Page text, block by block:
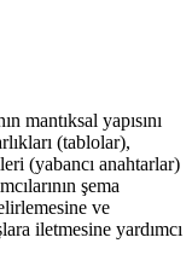
mantıksal yapısını
(tablolar),
(yabancı anahtarlar)
şema
ve
iletmesine yardımcı